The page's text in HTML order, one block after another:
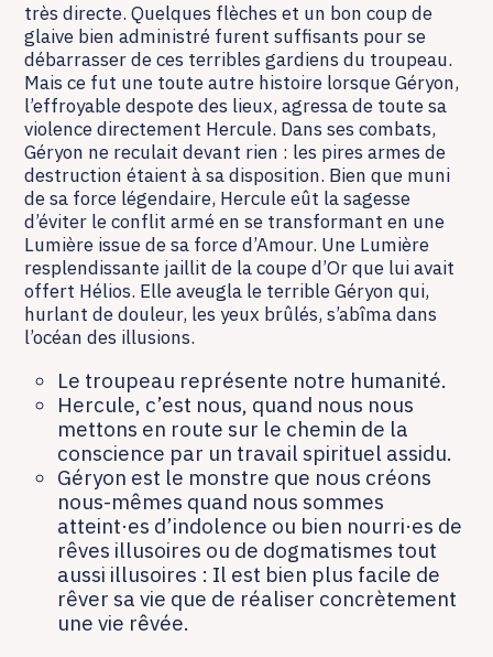
très directe. Quelques flèches et un bon coup de
glaive bien administré furent suffisants pour se
débarrasser de ces terribles gardiens du troupeau.
Mais ce fut une toute autre histoire lorsque Géryon,
l’effroyable despote des lieux, agressa de toute sa
violence directement Hercule. Dans ses combats,
Géryon ne reculait devant rien : les pires armes de
destruction étaient à sa disposition. Bien que muni
de sa force légendaire, Hercule eût la sagesse
d’éviter le conflit armé en se transformant en une
Lumière issue de sa force d’Amour. Une Lumière
resplendissante jaillit de la coupe d’Or que lui avait
offert Hélios. Elle aveugla le terrible Géryon qui,
hurlant de douleur, les yeux brûlés, s’abîma dans
l’océan des illusions.
Le troupeau représente notre humanité.
Hercule, c’est nous, quand nous nous
mettons en route sur le chemin de la
conscience par un travail spirituel assidu.
Géryon est le monstre que nous créons
nous-mêmes quand nous sommes
atteint·es d’indolence ou bien nourri·es de
rêves illusoires ou de dogmatismes tout
aussi illusoires : Il est bien plus facile de
rêver sa vie que de réaliser concrètement
une vie rêvée.